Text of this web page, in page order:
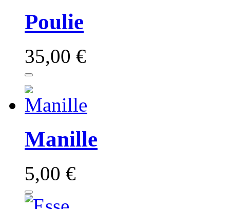
Poulie
35,00 €
Manille
5,00 €